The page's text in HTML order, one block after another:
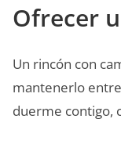
Ofrecer
Un rincón con
mantenerlo
duerme contigo,